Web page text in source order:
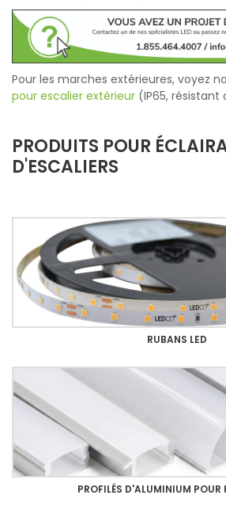
Pour les marches extérieures, voyez
pour escalier extérieur (IP65, résistant
PRODUITS POUR
D'ESCALIERS
RUBANS LED
PROFILÉS D'ALUMINIUM POUR